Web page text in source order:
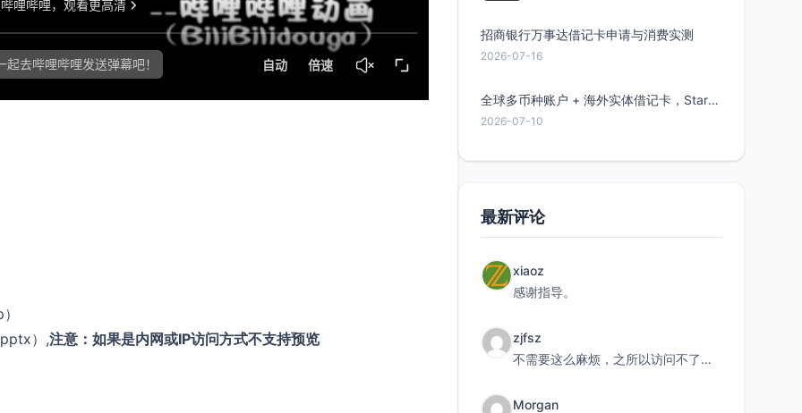
）,注意：如果是内网或IP访问方式不支持预览
招商银行万事达借记卡申请与消费实测
2026-07-16
全球多币种账户 + 海外实体借记卡，Starryblu开户教程与注意事项
2026-07-10
最新评论
xiaoz
感谢指导。
zjfsz
不需要这么麻烦，之所以访问不了，是由于非对称路由的问题，在爱快主路由添加一条静态路由192.168.
Morgan